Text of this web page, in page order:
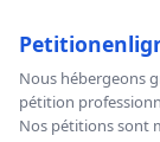
Nous hébergeons
pétition
Nos pétitions sont